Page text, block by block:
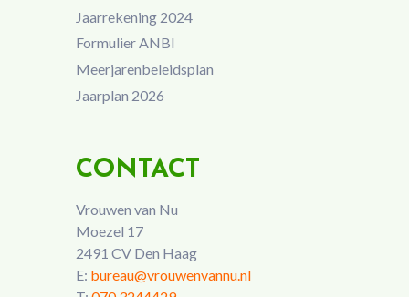
Jaarrekening 2024
Formulier ANBI
Meerjarenbeleidsplan
Jaarplan 2026
CONTACT
Vrouwen van Nu
Moezel 17
2491 CV Den Haag
E: bureau@vrouwenvannu.nl